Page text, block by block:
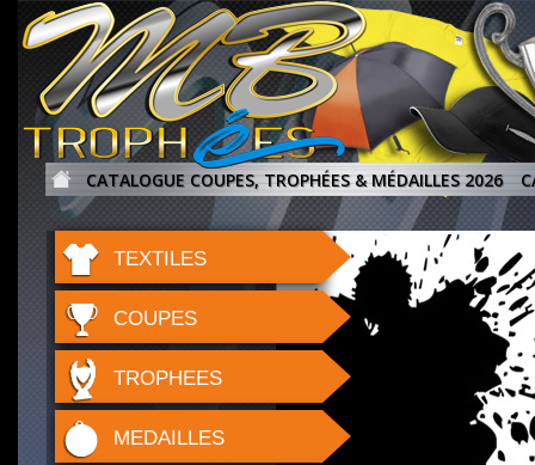
CATALOGUE COUPES, TROPHÉES & MÉDAILLES 2026
TEXTILES
COUPES
TROPHEES
MEDAILLES